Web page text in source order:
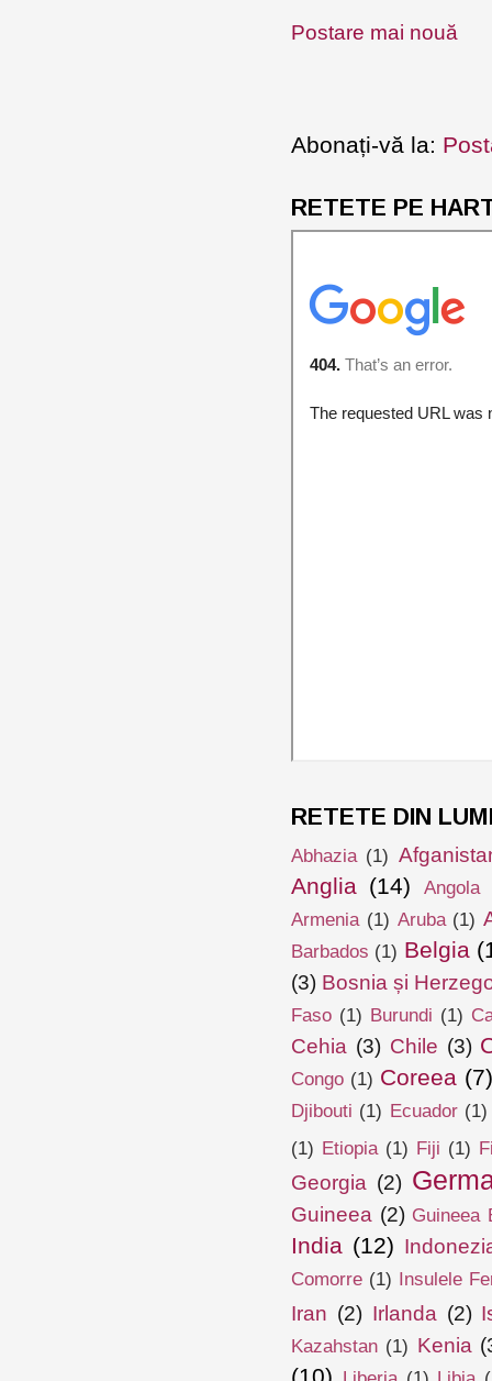
Postare mai nouă
Abonați-vă la:
RETETE PE
RETETE DIN
Abhazia (1)
Anglia (14) Angola
Armenia (1) Aruba (1)
Barbados (1) Belgia
(3) Bosnia și
Faso (1) Burundi (1)
Cehia (3) Chile (3)
Congo (1) Coreea
Djibouti (1) Ecuador (1)
(1) Etiopia (1) Fiji (1)
Georgia (2)
Guineea (2) Guineea
India (12)
Comorre (1) Insulele
Iran (2) Irlanda (2)
Kazahstan (1) Kenia